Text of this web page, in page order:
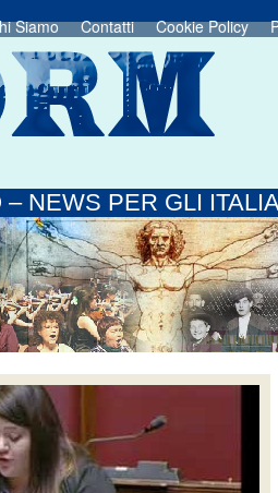
Siamo Contatti Cookie Policy
NEWS PER GLI